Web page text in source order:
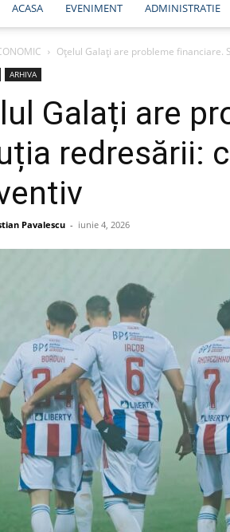
ACASA EVENIMENT ADMINISTRATIE
Oțelul Galați are probleme
ARHIVA
Galați are
redresării:
Pavalescu - iunie 4, 2026